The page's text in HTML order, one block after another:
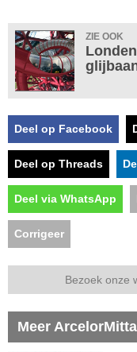
ZIE OOK
Deel op Facebook
Deel op Threads
Deel via WhatsApp
Corrigeer
Bezoek onze
Meer